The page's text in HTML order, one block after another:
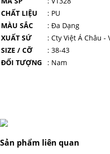
CHẤT LIỆU
: PU
MÀU SẮC
: Đa Dạng
XUẤT SỨ
: Cty Việt Á Châu -
SIZE / CỠ
: 38-43
ĐỐI TƯỢNG
: Nam
Sản phẩm liên quan